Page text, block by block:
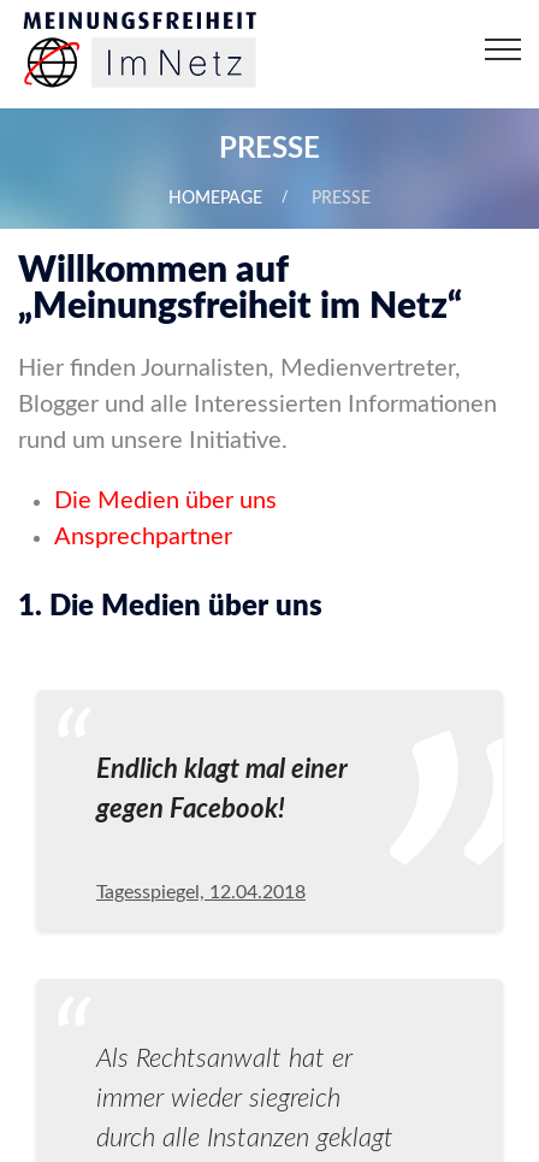
PRESSE
HOMEPAGE PRESSE
Willkommen auf
„Meinungsfreiheit im Netz“
Hier finden Journalisten, Medienvertreter,
Blogger und alle Interessierten Informationen
rund um unsere Initiative.
Die Medien über uns
Ansprechpartner
1. Die Medien über uns
Endlich klagt mal einer
gegen Facebook!
Tagesspiegel, 12.04.2018
Als Rechtsanwalt hat er
immer wieder siegreich
durch alle Instanzen geklagt